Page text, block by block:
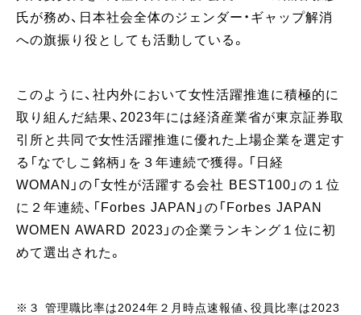
氏が務め、日本社会全体のジェンダー・ギャップ解消
への旗振り役としても活動している。
このように、社内外において女性活躍推進に積極的に
取り組んだ結果、2023年には経済産業省が東京証券取
引所と共同で女性活躍推進に優れた上場企業を選定す
る「なでしこ銘柄」を３年連続で獲得。「日経
WOMAN」の「女性が活躍する会社 BEST100」の１位
に２年連続、「Forbes JAPAN」の「Forbes JAPAN
WOMEN AWARD 2023」の企業ランキング１位に初
めて選出された。
※３ 管理職比率は2024年２月時点速報値、役員比率は2023